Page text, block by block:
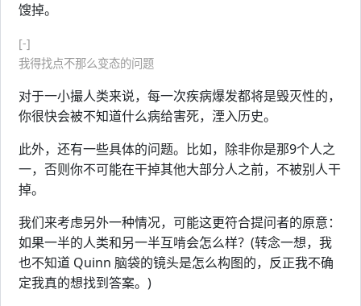
馊掉。
[-]
我得找点不那么变态的问题
对于一小撮人类来说，每一次疾病爆发都将是毁灭性的，
你很快会被不知道什么病给害死，湮入历史。
此外，还有一些具体的问题。比如，除非你是那9个人之
一，否则你不可能在干掉其他大部分人之前，不被别人干
掉。
我们来考虑另外一种情况，可能这更符合提问者的原意：
如果一半的人类和另一半互啃会怎么样？(转念一想，我
也不知道 Quinn 脑袋的镜头是怎么构图的，反正我不确
定我真的想找到答案。)